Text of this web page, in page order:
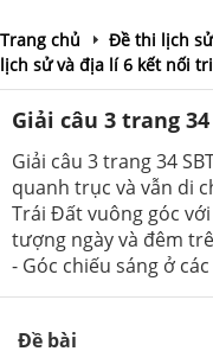
Trang chủ
Đề thi lịch
lịch sử và địa lí 6 kết nối
Giải câu 3 trang 34
Giải câu 3 trang 34
quanh trục và vẫn di
Trái Đất vuông góc
tượng ngày và đêm
- Góc chiếu sáng ở
Đề bài